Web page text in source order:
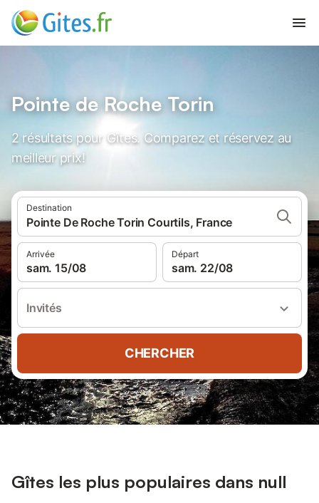
Pointe de Roche Torin
2 résultats pour Gîtes. Comparez et réservez au
meilleur prix!
Destination
Pointe De Roche Torin Courtils, France
Arrivée
sam. 15/08
Départ
sam. 22/08
Invités
CHERCHER
Gîtes les plus populaires dans null